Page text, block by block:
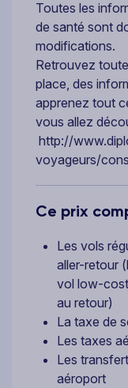
Toutes les
de santé sont
modifications.
Retrouvez
place, des
apprenez tout
vous allez
http://
voyageurs/
Ce prix
Les vols
aller-retour
vol low-
au retour)
La taxe de
Les taxes
Les
aéroport